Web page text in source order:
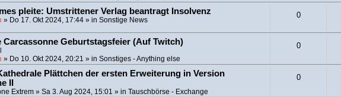
pleite: Umstrittener Verlag beantragt Insolvenz
» Do 17. Okt 2024, 17:44» in Sonstige News
0
Carcassonne Geburtstagsfeier (Auf Twitch)
» Do 10. Okt 2024, 20:21 » in Sonstiges - Anything else
0
Plättchen der ersten Erweiterung in Version
II
Extrem» Sa 3. Aug 2024, 15:01 » in Tauschbörse - Exchange
0